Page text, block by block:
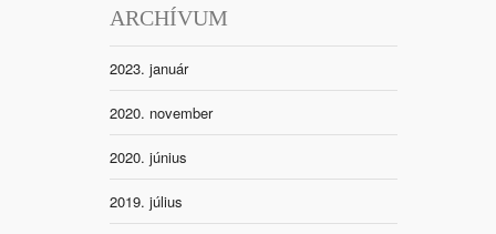
ARCHÍVUM
2023. január
2020. november
2020. június
2019. július